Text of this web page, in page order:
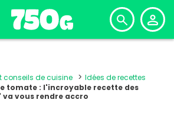
conseils de cuisine
Idées de recettes
tomate : l'incroyable recette des
vous rendre accro